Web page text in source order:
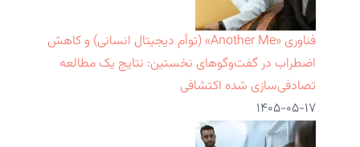
فناوری «Another Me» (توأم دیجیتال انسانی) و کاهش
اضطراب در گفت‌وگوهای نخستین: نتایج یک مطالعه
تصادفی‌سازی شده اکتشافی
۱۴۰۵-۰۵-۱۷